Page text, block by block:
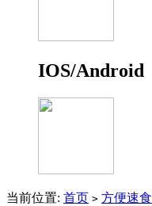
IOS/Android
当前位置: 首页 > 方便速食